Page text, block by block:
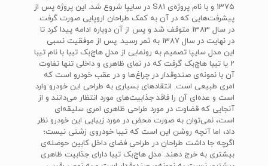
1375 و با نام پروژه‌ی S81 در سایپا شروع شد. این پروژه پس از
پیشرفت‌هایی که در آن به کمک طراحان اروپایی صورت گرفت
در سال 1383 متوقف شد و پس از آن دوباره ادامه پیدا کرد تا
در نهایت در سال 1387 به ثمر رسید. پس از موفقیت نسبی
این مدل سایپا تصمیم به رونمایی از مدل هاچ‌بک تیبا با نام تیبا
2 یا تیبا هاچ‌بک گرفت که در نمای ظاهری و داخلی تنها تفاوت
آن با نمونه‌ی صندوقدار در چراغ‌ها و در عقب خودرو است که
امری طبیعی است. انتقادهای بسیاری به طراحی این خودرو وارد
است و عده‌ای آن را فاقد جذابیت‌های مورد انتظار می‌دانند و از
آنجایی که قضاوت در مورد طراحی ظاهری امری سلیقه‌ای
است، نمی‌توان به صورت محض در مورد زیبایی این خودرو نظر
داد، اما آنچه روشن این است که تیبا خودروی زشتی نیست؛
اگرچه جا داشت طراحان در طراحی فضای داخل کابین حوصله‌ی
بیشتری به خرج دهند. مدل هاچ‌بک تیبا دارای جذابیت ظاهری